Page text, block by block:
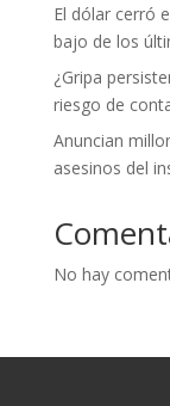
El dólar cerró
bajo de los
¿Gripa
riesgo de
Anuncian
asesinos del
No hay